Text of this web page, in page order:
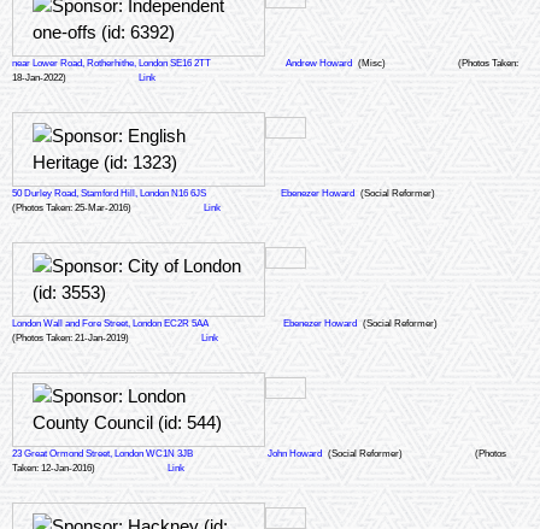
near Lower Road, Rotherhithe, London SE16 2TT Andrew Howard (Misc)
(Photos Taken:
18-Jan-2022)
Link
50 Durley Road, Stamford Hill, London N16 6JS Ebenezer Howard
(Social Reformer)
(Photos Taken: 25-Mar-2016)
Link
London Wall and Fore Street, London EC2R 5AA Ebenezer Howard
(Social Reformer)
(Photos Taken: 21-Jan-2019)
Link
23 Great Ormond Street, London WC1N 3JB John Howard (Social Reformer)
(Photos
Taken: 12-Jan-2016)
Link